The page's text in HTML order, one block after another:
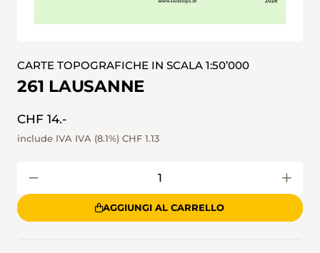
CARTE TOPOGRAFICHE IN SCALA 1:50’000
261 LAUSANNE
CHF 14.-
include IVA IVA (8.1%) CHF 1.13
AGGIUNGI AL CARRELLO